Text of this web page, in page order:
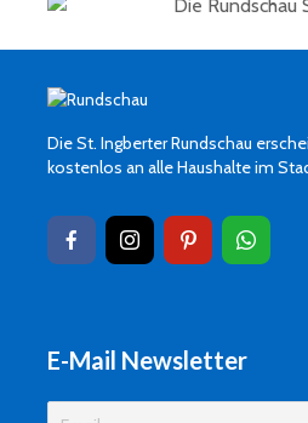
Die St. Ingberter Rundschau
kostenlos an alle Haushalte im
E-Mail Newsletter